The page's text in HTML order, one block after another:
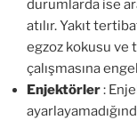
durumlarda ise
atılır. Yakıt
egzoz kokusu
çalışmasına
Enjektörler: